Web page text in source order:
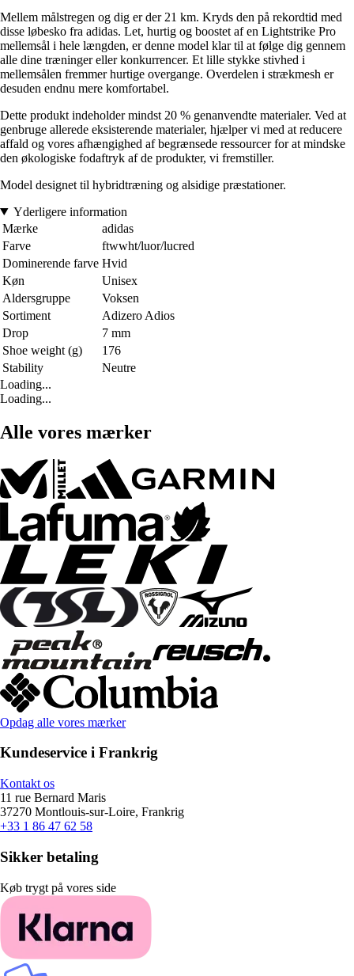
Mellem målstregen og dig er der 21 km. Kryds den på rekordtid med
disse løbesko fra adidas. Let, hurtig og boostet af en Lightstrike Pro
mellemsål i hele længden, er denne model klar til at følge dig gennem
alle dine træninger eller konkurrencer. Et lille stykke stivhed i
mellemsålen fremmer hurtige overgange. Overdelen i strækmesh er
desuden endnu mere komfortabel.
Dette produkt indeholder mindst 20 % genanvendte materialer. Ved at
genbruge allerede eksisterende materialer, hjælper vi med at reducere
affald og vores afhængighed af begrænsede ressourcer for at mindske
den økologiske fodaftryk af de produkter, vi fremstiller.
Model designet til hybridtræning og alsidige præstationer.
Yderligere information
Mærke
adidas
Farve
ftwwht/luor/lucred
Dominerende farve Hvid
Køn
Unisex
Aldersgruppe
Voksen
Sortiment
Adizero Adios
Drop
7 mm
Shoe weight (g)
176
Stability
Neutre
Loading...
Loading...
Alle vores mærker
Opdag alle vores mærker
Kundeservice i Frankrig
Kontakt os
11 rue Bernard Maris
37270 Montlouis-sur-Loire, Frankrig
+33 1 86 47 62 58
Sikker betaling
Køb trygt på vores side